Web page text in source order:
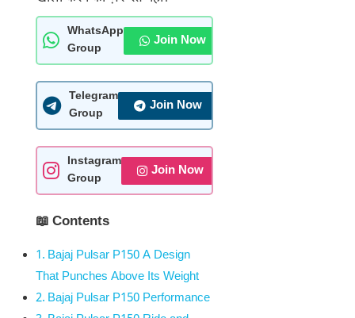
WhatsApp
Group
Join Now
Telegram
Group
Join Now
Instagram
Group
Join Now
📖 Contents
Bajaj Pulsar P150 A Design
That Punches Above Its Weight
Bajaj Pulsar P150 Performance